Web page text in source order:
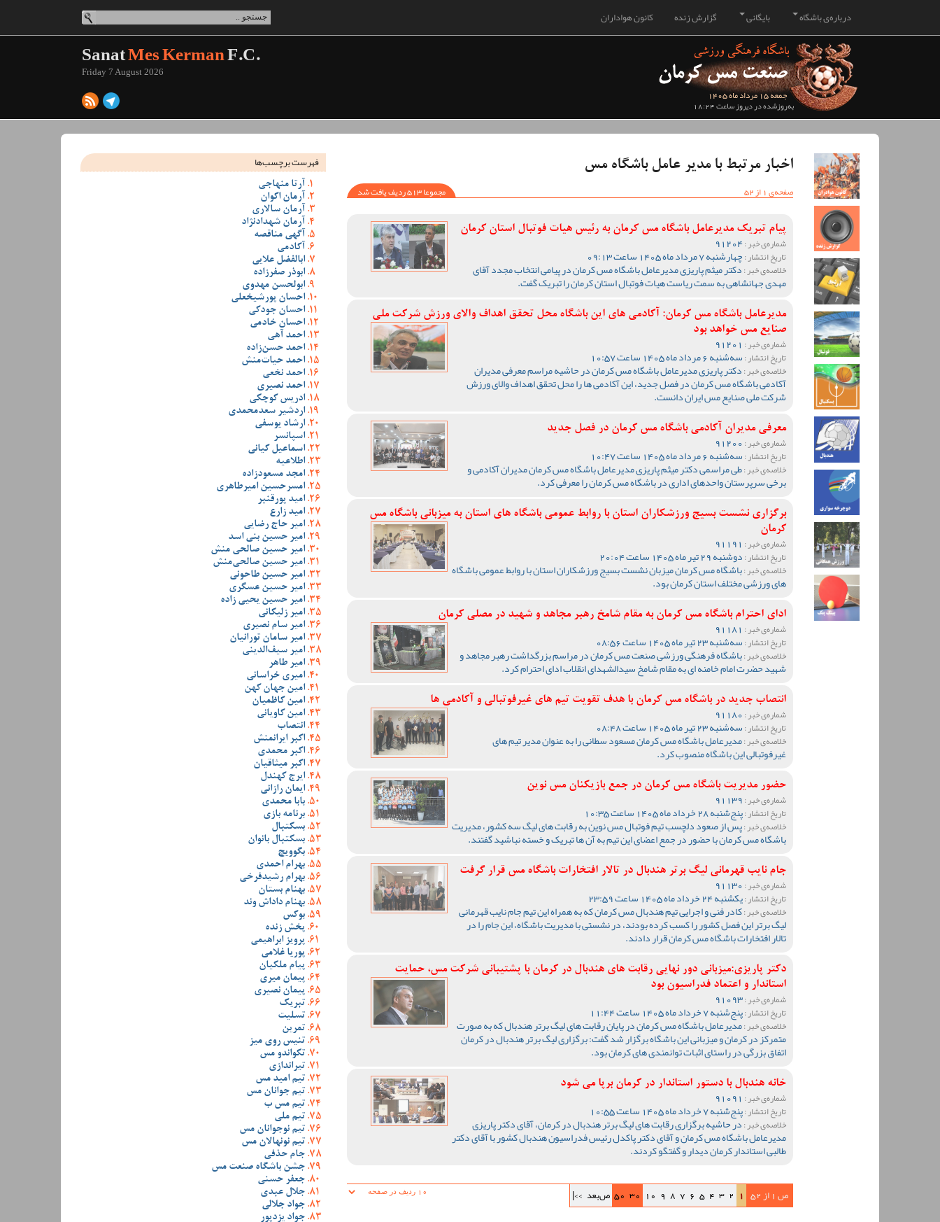
کانون هواداران گزارش زنده بایگانی درباره‌ی باشگاه
جمعه 15 مرداد ماه 1405
به‌روزشده در دیروز ساعت 18:24
SanatMes KermanF.C.
Friday 7 August 2026
اخبار مرتبط با مدیر عامل باشگاه مس
صفحه‌ی 1 از 52
مجموعا 513 ردیف یافت شد
پیام تبریک مدیرعامل باشگاه مس کرمان به رئیس هیات فوتبال استان کرمان
شماره‌ی خبر :91204
تاریخ انتشار :چهارشنبه 7 مرداد ماه 1405 ساعت 09:13
خلاصه‌ی خبر :دکتر میثم پاریزی مدیرعامل باشگاه مس کرمان در پیامی انتخاب مجدد آقای
مهدی جهانشاهی به سمت ریاست هیات فوتبال استان کرمان را تبریک گفت‌.
مدیرعامل باشگاه مس کرمان: آکادمی های این باشگاه محل تحقق اهداف والای ورزش شرکت ملی
صنایع مس خواهد بود
شماره‌ی خبر :
تاریخ انتشار :سه‌شنبه 6 مرداد ماه 1405 ساعت 10:57
خلاصه‌ی خبر :دکتر پاریزی مدیرعامل باشگاه مس کرمان در حاشیه مراسم معرفی مدیران
آکادمی باشگاه مس کرمان در فصل جدید، این آکادمی ها را محل تحقق اهداف والای ورزش
شرکت ملی صنایع مس ایران دانست.
معرفی مدیران آکادمی باشگاه مس کرمان در فصل جدید
شماره‌ی خبر :
تاریخ انتشار :سه‌شنبه 6 مرداد ماه 1405 ساعت 10:47
خلاصه‌ی خبر :طی مراسمی دکتر میثم پاریزی مدیرعامل باشگاه مس کرمان مدیران آکادمی و
برخی سرپرستان واحدهای اداری در باشگاه مس کرمان را معرفی کرد.
برگزاری نشست بسیج ورزشکاران استان با روابط عمومی باشگاه های استان به میزبانی باشگاه مس
کرمان
شماره‌ی خبر :
تاریخ انتشار :دوشنبه 29 تیر ماه 1405 ساعت 20:04
خلاصه‌ی خبر :باشگاه مس کرمان میزبان نشست بسیج ورزشکاران استان با روابط عمومی باشگاه
های ورزشی مختلف استان کرمان بود.
ادای احترام باشگاه مس کرمان به مقام شامخ رهبر مجاهد و شهید در مصلی کرمان
شماره‌ی خبر :
تاریخ انتشار :سه‌شنبه 23 تیر ماه 1405 ساعت 08:56
خلاصه‌ی خبر :باشگاه فرهنگی ورزشی صنعت مس کرمان در مراسم بزرگداشت رهبر مجاهد و
شهید حضرت امام خامنه ای به مقام شامخ سیدالشهدای انقلاب ادای احترام کرد.
انتصاب جدید در باشگاه مس کرمان با هدف تقویت تیم‌ های غیرفوتبالی و آکادمی‌ ها
شماره‌ی خبر :
تاریخ انتشار :سه‌شنبه 23 تیر ماه 1405 ساعت 08:48
خلاصه‌ی خبر :مدیرعامل باشگاه مس کرمان مسعود سطانی را به عنوان مدیر تیم های
غیرفوتبالی این باشگاه منصوب کرد.
حضور مدیریت باشگاه مس کرمان در جمع بازیکنان مس نوین
شماره‌ی خبر :
تاریخ انتشار :پنج‌شنبه 28 خرداد ماه 1405 ساعت 10:35
خلاصه‌ی خبر :پس از صعود دلچسب تیم فوتبال مس نوین به رقابت های لیگ سه کشور، مدیریت
باشگاه مس کرمان با حضور در جمع اعضای این تیم به آن ها تبریک و خسته نباشید گفتند.
جام نایب قهرمانی لیگ برتر هندبال در تالار افتخارات باشگاه مس قرار گرفت
شماره‌ی خبر :
تاریخ انتشار :یکشنبه 24 خرداد ماه 1405 ساعت 23:59
خلاصه‌ی خبر :کادر فنی و اجرایی تیم هندبال مس کرمان که به همراه این تیم جام نایب قهرمانی
لیگ برتر این فصل کشور را کسب کرده بودند، در نشستی با مدیریت باشگاه، این جام را در
تالار افتخارات باشگاه مس کرمان قرار دادند.
دکتر پاریزی:میزبانی دور نهایی رقابت های هندبال در کرمان با پشتیبانی شرکت مس، حمایت
استاندار و اعتماد فدراسیون بود
شماره‌ی خبر :91093
تاریخ انتشار :پنج‌شنبه 7 خرداد ماه 1405 ساعت 11:44
خلاصه‌ی خبر :مدیرعامل باشگاه مس کرمان در پایان رقابت های لیگ برتر هندبال که به صورت
متمرکز در کرمان و میزبانی این باشگاه برگزار شد گفت: برگزاری لیگ برتر هندبال در کرمان
اتفاق بزرگی در راستای اثبات توانمندی های کرمان بود.
خانه هندبال با دستور استاندار در کرمان برپا می شود
شماره‌ی خبر :
تاریخ انتشار :پنج‌شنبه 7 خرداد ماه 1405 ساعت 10:55
خلاصه‌ی خبر :در حاشیه برگزاری رقابت های لیگ برتر هندبال در کرمان، آقای دکتر پاریزی
مدیرعامل باشگاه مس کرمان و آقای دکتر پاکدل رئیس فدراسیون هندبال کشور با آقای دکتر
طالبی استاندار کرمان دیدار و گفتگو کردند.
ص 1 از 52 1
2
3
4
5
6
7
8
9
10
30
50 ص‌بعد >>|
فهرست برچسب‌ها
آرتا منهاجی
آرمان اکوان
آرمان سالاری
آرمان شهدادنژاد
آگهی مناقصه
آکادمی
ابالفضل علایی
ابوذر صفرزاده
ابولحسن مهدوی
احسان پورشیخعلی
احسان جودکی
احسان خادمی
احمد آهی
احمد حسن‌زاده
احمد حیات‌منش
احمد نخعی
احمد نصیری
ادریس کوچکی
اردشیر سعدمحمدی
ارشاد یوسفی
اسپانسر
اسماعیل کیانی
اطلاعیه
امجد مسعودزاده
امسرحسین امیرطاهری
امید پورقنبر
امید زارع
امیر حاج رضایی
امیر حسین بنی اسد
امیر حسین صالحی منش
امیر حسین صالحی‌منش
امیر حسین طاحونی
امیر حسین عسگری
امیر حسین یحیی زاده
امیر زلیکانی
امیر سام نصیری
امیر سامان تورانیان
امیر سیف‌الدینی
امیر طاهر
امیری خراسانی
امین جهان کهن
امین کاظمیان
امین کاویانی
انتصاب
اکبر ایرانمنش
اکبر محمدی
اکبر میثاقیان
ایرج کهندل
ایمان رازانی
بابا محمدی
برنامه بازی
بسکتبال
بسکتبال بانوان
بگوویچ
بهرام احمدی
بهرام رشیدفرخی
بهنام بستان
بهنام داداش وند
بوکس
پخش زنده
پرویز ابراهیمی
پوریا غلامی
پیام ملکیان
پیمان میری
پیمان نصیری
تبریک
تسلیت
تمرین
تنیس روی میز
تکواندو مس
تیراندازی
تیم امید مس
تیم جوانان مس
تیم مس ب
تیم ملی
تیم نوجوانان مس
تیم نونهالان مس
جام حذفی
جشن باشگاه صنعت مس
جعفر حسنی
جلال عبدی
جواد جلالی
جواد یزدپور